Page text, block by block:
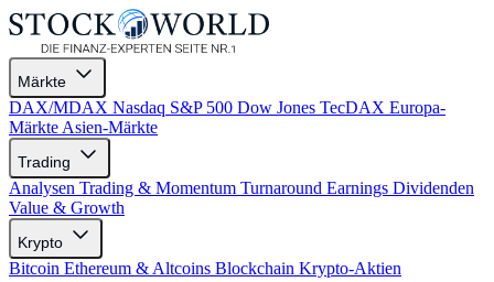
Märkte
DAX/MDAX Nasdaq S&P 500 Dow Jones TecDAX Europa-
Märkte Asien-Märkte
Trading
Analysen Trading & Momentum Turnaround Earnings Dividenden
Value & Growth
Krypto
Bitcoin Ethereum & Altcoins Blockchain Krypto-Aktien